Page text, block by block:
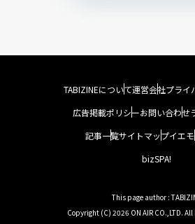
TABIZINEについて運営会社プライ
広告掲載ポリシーお問い合わせ
記事一覧サイトマップイエ
bizSPA!
This page author :
Copyright (C) 2026 ON AIR CO.,LTD. All